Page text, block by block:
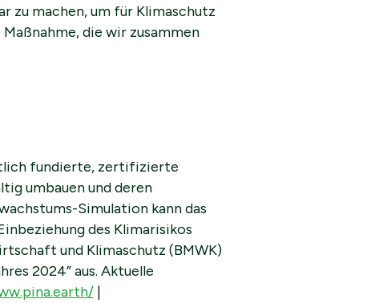
zu machen, um für Klimaschutz
die wir zusammen
fundierte, zertifizierte
umbauen und deren
Simulation kann das
des Klimarisikos
und Klimaschutz (BMWK)
2024” aus. Aktuelle
|